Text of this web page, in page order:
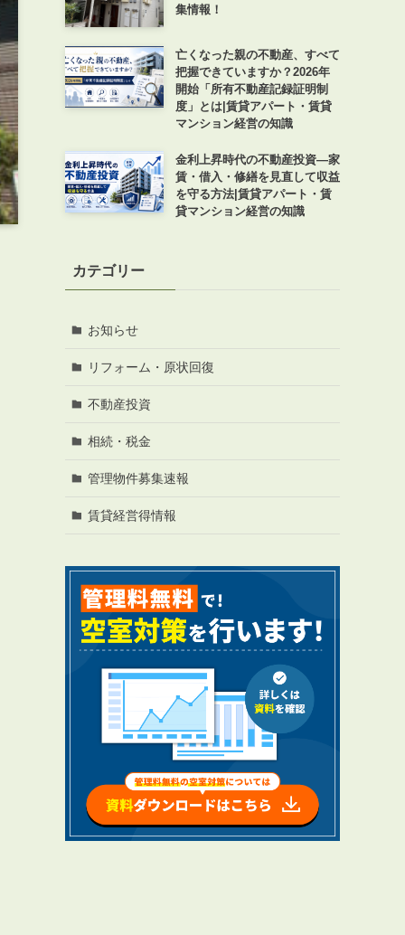
RENTAL
管理料無料について
４つの強み
報酬と独自の保証内容
手続きの流れ
賃料査定について
集情報！
亡くなった親の不動産、すべて
把握できていますか？2026年
開始「所有不動産記録証明制
度」とは|賃貸アパート・賃貸
マンション経営の知識
金利上昇時代の不動産投資―家
賃・借入・修繕を見直して収益
を守る方法|賃貸アパート・賃
貸マンション経営の知識
カテゴリー
お知らせ
リフォーム・原状回復
不動産投資
相続・税金
管理物件募集速報
賃貸経営得情報